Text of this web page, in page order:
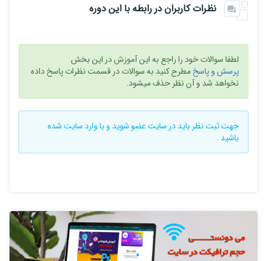
نظرات کاربران در رابطه با این دوره
لطفا سوالات خود را راجع به این آموزش در این بخش
پرسش و پاسخمطرح کنید به سوالات در قسمت نظرات پاسخ داده
نخواهد شد و آن نظر حذف میشود.
جهت ثبت نظر باید در سایتعضو شوید و یاوارد سایتشده
باشید .